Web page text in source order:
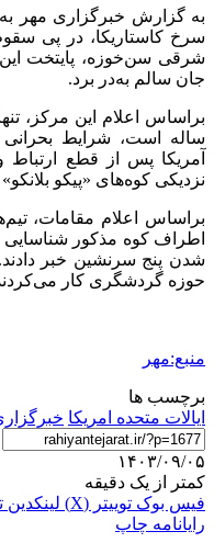
به گزارش خبرگزاری مهر
سرخ کاستاریکا، در پی
جان سالم به‌در برد.
آمریکا پس از قطع ارتباط
نزدیکی کوه‌های «پیکو
براساس اعلام مقامات،
اطراف کوه مذکور
شدن پنج سرنشین خبر
حوزه گردشگری کار
منبع:مهر
برچسب ها
ایالات متحده امریکا
۱۴۰۳/۰۹/۰۵
کمتر از یک دقیقه
فیس بوک توییتر (X) لینکدین
رایانامه چاپ